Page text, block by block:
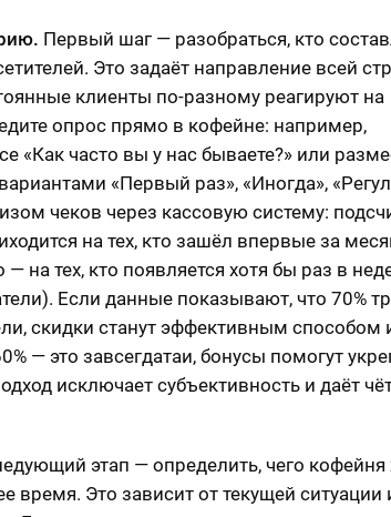
Первый шаг — разобраться, кто
Это задаёт направление всей
клиенты по-разному реагируют на
опрос прямо в кофейне: например,
«Как часто вы у нас бываете?» или
«Первый раз», «Иногда»,
чеков через кассовую систему:
на тех, кто зашёл впервые за
— на тех, кто появляется хотя бы раз в
Если данные показывают, что 70%
скидки станут эффективным способом
— это завсегдатаи, бонусы помогут
исключает субъективность и даёт
этап — определить, чего кофейня
время. Это зависит от текущей ситуации